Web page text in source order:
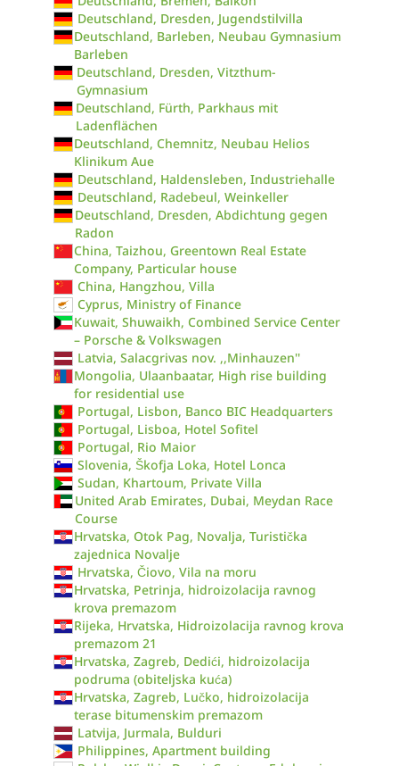
Deutschland, Dresden, Jugendstilvilla
Deutschland, Barleben, Neubau Gymnasium
Barleben
Deutschland, Dresden, Vitzthum-
Gymnasium
Deutschland, Fürth, Parkhaus mit
Ladenflächen
Deutschland, Chemnitz, Neubau Helios
Klinikum Aue
Deutschland, Haldensleben, Industriehalle
Deutschland, Radebeul, Weinkeller
Deutschland, Dresden, Abdichtung gegen
Radon
China, Taizhou, Greentown Real Estate
Company, Particular house
China, Hangzhou, Villa
Cyprus, Ministry of Finance
Kuwait, Shuwaikh, Combined Service Center
– Porsche & Volkswagen
Latvia, Salacgrivas nov. ,,Minhauzen''
Mongolia, Ulaanbaatar, High rise building
for residential use
Portugal, Lisbon, Banco BIC Headquarters
Portugal, Lisboa, Hotel Sofitel
Portugal, Rio Maior
Slovenia, Škofja Loka, Hotel Lonca
Sudan, Khartoum, Private Villa
United Arab Emirates, Dubai, Meydan Race
Course
Hrvatska, Otok Pag, Novalja, Turistička
zajednica Novalje
Hrvatska, Čiovo, Vila na moru
Hrvatska, Petrinja, hidroizolacija ravnog
krova premazom
Rijeka, Hrvatska, Hidroizolacija ravnog krova
premazom 21
Hrvatska, Zagreb, Dedići, hidroizolacija
podruma (obiteljska kuća)
Hrvatska, Zagreb, Lučko, hidroizolacija
terase bitumenskim premazom
Latvija, Jurmala, Bulduri
Philippines, Apartment building